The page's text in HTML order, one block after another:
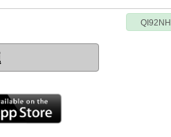
QI92NH